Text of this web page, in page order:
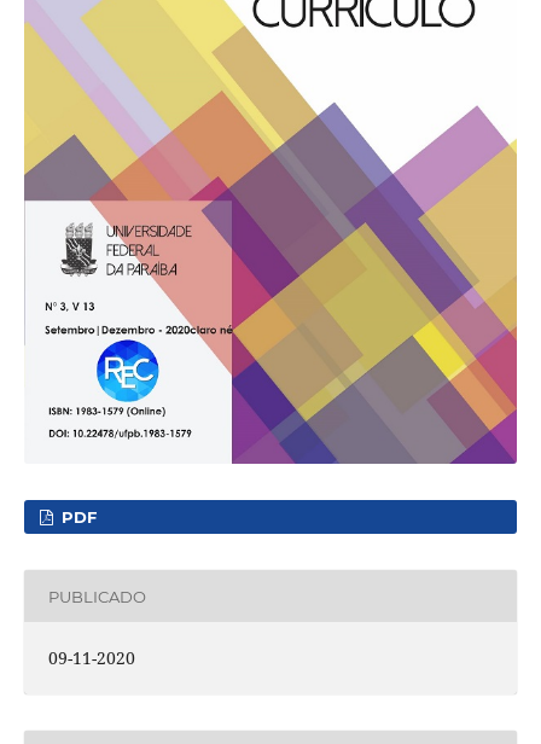
PDF
PUBLICADO
09-11-2020